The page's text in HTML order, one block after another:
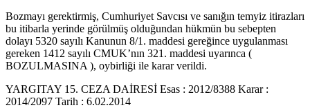
Bozmayı gerektirmiş, Cumhuriyet Savcısı ve sanığın temyiz itirazları
bu itibarla yerinde görülmüş olduğundan hükmün bu sebepten
dolayı 5320 sayılı Kanunun 8/1. maddesi gereğince uygulanması
gereken 1412 sayılı CMUK’nın 321. maddesi uyarınca (
BOZULMASINA ), oybirliği ile karar verildi.
YARGITAY 15. CEZA DAİRESİ Esas : 2012/8388 Karar :
2014/2097 Tarih : 6.02.2014